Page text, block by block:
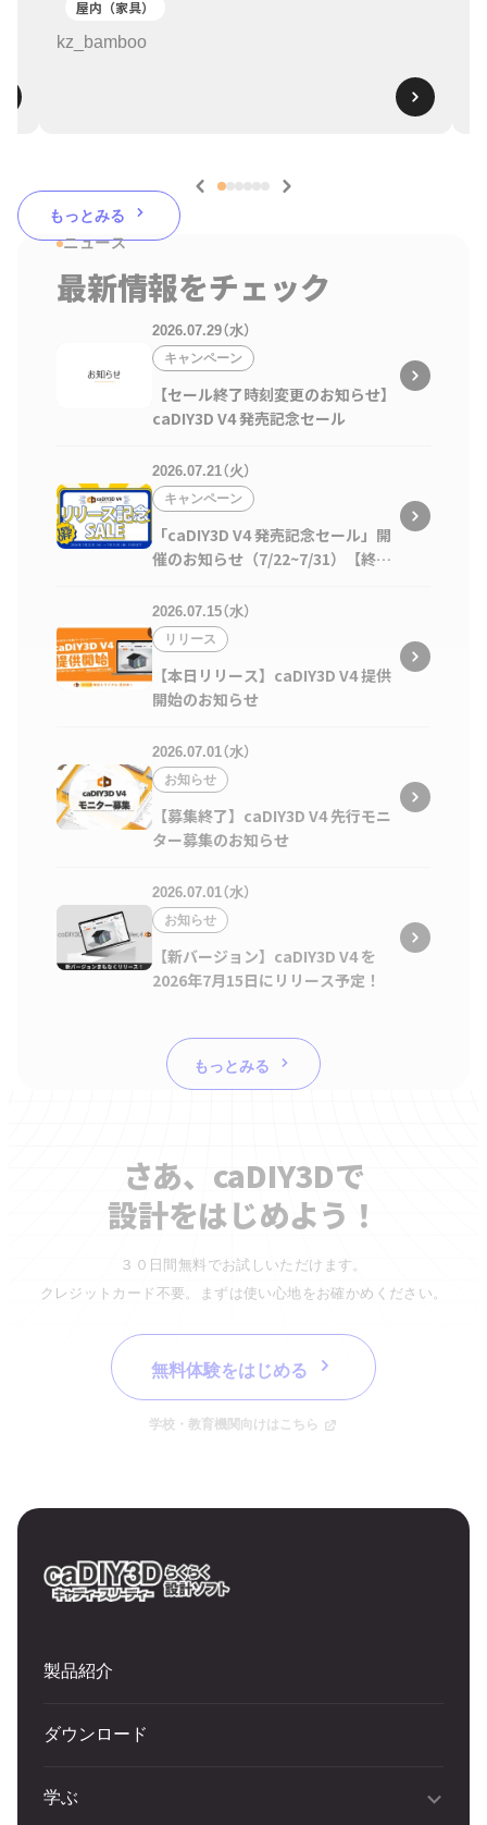
屋内（家具）
kz_bamboo
もっとみる
ニュース
最新情報をチェック
2026.07.29（水）
キャンペーン
【セール終了時刻変更のお知らせ】
caDIY3D V4 発売記念セール
2026.07.21（火）
キャンペーン
「caDIY3D V4 発売記念セール」開
催のお知らせ（7/22~7/31）【終了
2026.07.15（水）
リリース
【本日リリース】caDIY3D V4 提供
開始のお知らせ
2026.07.01（水）
お知らせ
【募集終了】caDIY3D V4 先行モニ
ター募集のお知らせ
2026.07.01（水）
お知らせ
【新バージョン】caDIY3D V4 を
2026年7月15日にリリース予定！
もっとみる
さあ、caDIY3Dで
設計をはじめよう！
３０日間無料でお試しいただけます。
クレジットカード不要。まずは使い心地をお確かめください。
無料体験をはじめる
学校・教育機関向けはこちら
製品紹介
ダウンロード
学ぶ